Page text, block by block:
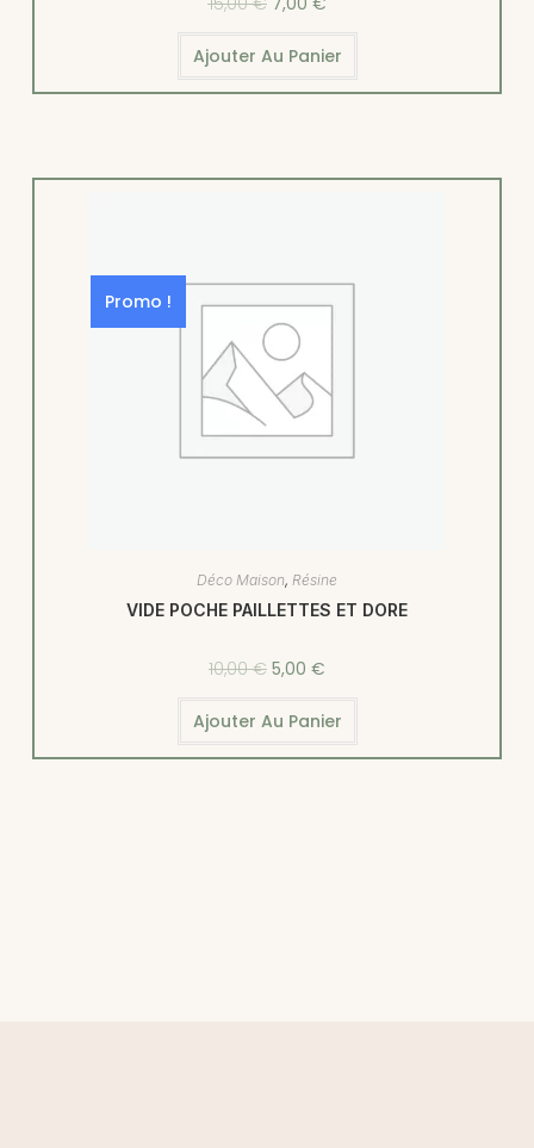
Ajouter Au Panier
Promo !
Déco Maison, Résine
VIDE POCHE PAILLETTES ET DORE
10,00€ 5,00 €
Ajouter Au Panier